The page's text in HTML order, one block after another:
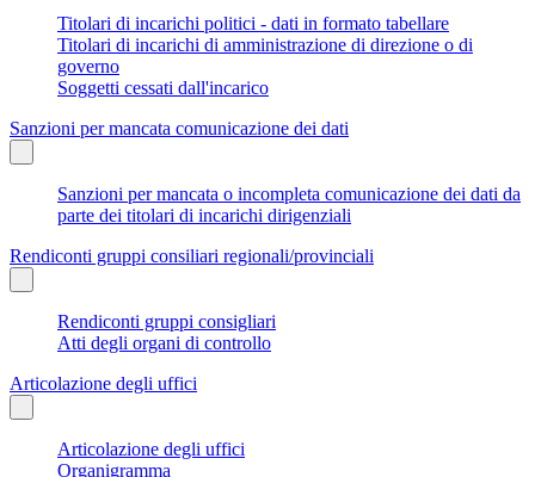
Titolari di incarichi politici - dati in formato tabellare
Titolari di incarichi di amministrazione di direzione o di
governo
Soggetti cessati dall'incarico
Sanzioni per mancata comunicazione dei dati
Sanzioni per mancata o incompleta comunicazione dei dati da
parte dei titolari di incarichi dirigenziali
Rendiconti gruppi consiliari regionali/provinciali
Rendiconti gruppi consigliari
Atti degli organi di controllo
Articolazione degli uffici
Articolazione degli uffici
Organigramma